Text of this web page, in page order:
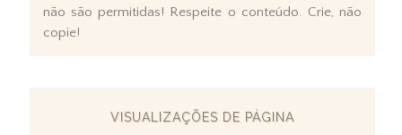
não são permitidas! Respeite o conteúdo. Crie, não
copie!
VISUALIZAÇÕES DE PÁGINA